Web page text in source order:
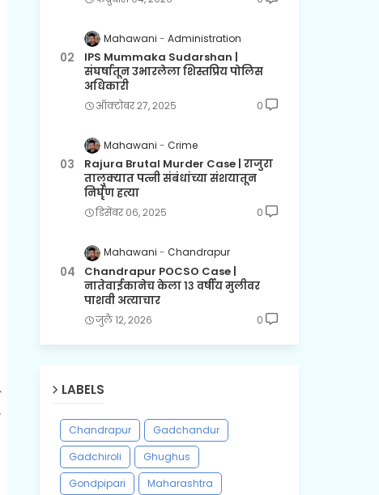
Mahawani Administration
IPS Mummaka Sudarshan |
संघर्षातून उभारलेला शिस्तप्रिय पोलिस
अधिकारी
ऑक्टोबर २७, २०२५ 0
Mahawani Crime
Rajura Brutal Murder Case | राजुरा
तालुक्यात पत्नी संबंधांच्या संशयातून
निर्घृण हत्या
डिसेंबर ०६, २०२५ 0
Mahawani Chandrapur
Chandrapur POCSO Case |
नातेवाईकानेच केला १३ वर्षीय मुलीवर
पाशवी अत्याचार
जुलै १२, २०२६ 0
LABELS
Chandrapur
Gadchandur
Gadchiroli
Ghughus
Gondpipari
Maharashtra